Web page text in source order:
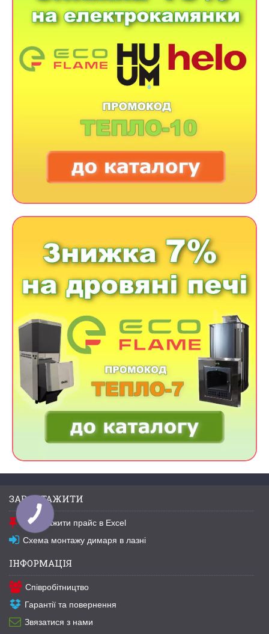
ЗАВАНТАЖИТИ
Завантажити прайс в Excel
Схема монтажу димаря в лазні
ІНФОРМАЦІЯ
Співробітництво
Гарантії та повернення
Звязатися з нами